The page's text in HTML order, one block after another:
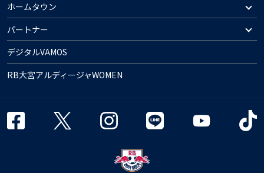
ホームタウン
パートナー
デジタルVAMOS
RB大宮アルディージャWOMEN